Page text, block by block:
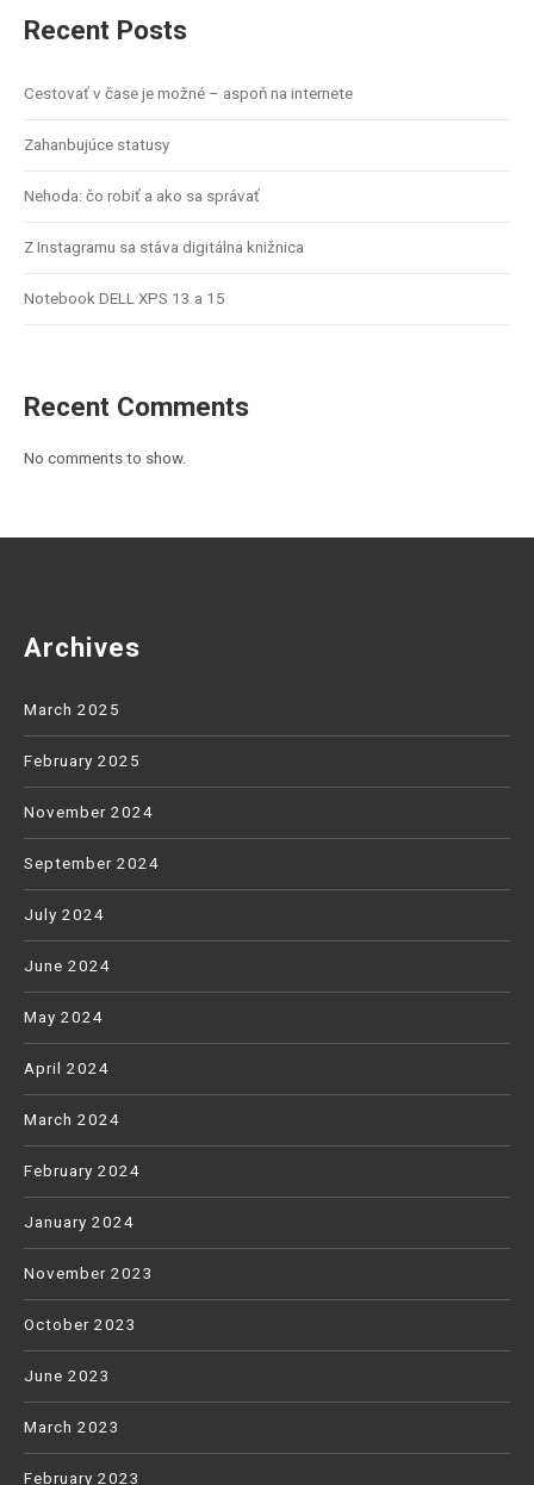
Recent Posts
Cestovať v čase je možné – aspoň na internete
Zahanbujúce statusy
Nehoda: čo robiť a ako sa správať
Z Instagramu sa stáva digitálna knižnica
Notebook DELL XPS 13 a 15
Recent Comments
No comments to show.
Archives
March 2025
February 2025
November 2024
September 2024
July 2024
June 2024
May 2024
April 2024
March 2024
February 2024
January 2024
November 2023
October 2023
June 2023
March 2023
February 2023